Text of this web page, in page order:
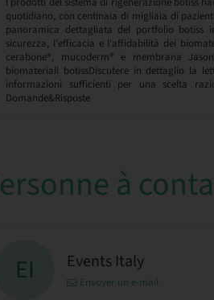
quotidiano, con centinaia di migliaia di
panoramica dettagliata del portfolio botiss
sicurezza, l'efficacia e l'affidabilità dei
cerabone®, mucoderm® e membrana
biomateriali botissDiscutere in dettaglio la
informazioni sufficienti per una scelta
Domande&Risposte
à
EI Events Italy
Envoyer un e-mail